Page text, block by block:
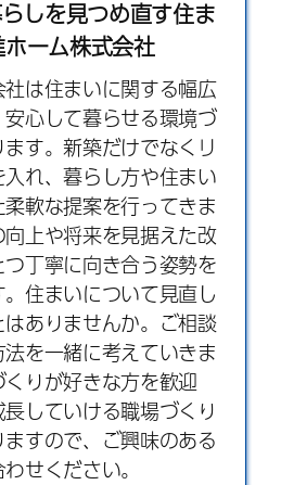
しを見つめ直す住ま
ーム株式会社
は住まいに関する幅広
心して暮らせる環境づ
す。新築だけでなく リ
入れ、暮らし方や住まい
軟な提案を行ってきま
上や将来を見据えた改
丁寧に向き合う姿勢を
住まいについて見直し
ありませんか。ご相談
を一緒に考えていきま
りが好きな方を歓迎
していける職場づくり
すので、ご興味のある
せください。